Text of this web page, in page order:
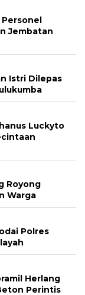
Jembatan
Istri Dilepas
Luckyto
Royong
Warga
Polres
Herlang
Perintis